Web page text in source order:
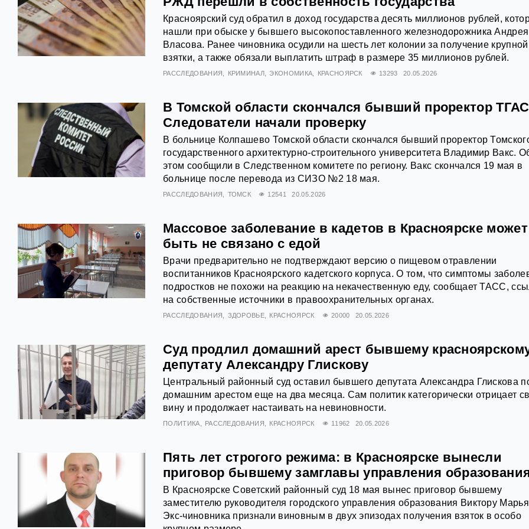
Красноярский суд обратил в доход государства десять миллионов рублей,
нашли при обыске у бывшего высокопоставленного железнодорожника Андрея
Власова. Ранее чиновника осудили на шесть лет колонии за получение крупной
взятки, а также обязали выплатить штраф в размере 35 миллионов рублей.
РАССЛЕДОВАНИЯ КРИМИНАЛ ЭКОНОМИКА КРАСНОЯРСК 13293 20.05.2026
В Томской области скончался бывший проректор
Следователи начали проверку
В больнице Колпашево Томской области скончался бывший проректор
государственного архитектурно-строительного университета Владимир Вакс.
этом сообщили в Следственном комитете по региону. Вакс скончался 19 мая в
больнице после перевода из СИЗО №2 18 мая.
РАССЛЕДОВАНИЯ ТОМСК 12541 20.05.2026
Массовое заболевание в кадетов в Красноярске может
быть не связано с едой
Врачи предварительно не подтверждают версию о пищевом отравлении
воспитанников Красноярского кадетского корпуса. О том, что симптомы
подростков не похожи на реакцию на некачественную еду, сообщает ТАСС,
на собственные источники в правоохранительных органах.
РАССЛЕДОВАНИЯ ЗДОРОВЬЕ КРАСНОЯРСК 20000 20.05.2026
Суд продлил домашний арест бывшему
депутату Александру Глискову
Центральный районный суд оставил бывшего депутата Александра Глискова
домашним арестом еще на два месяца. Сам политик категорически отрицает
вину и продолжает настаивать на невиновности.
ПОЛИТИКА РАССЛЕДОВАНИЯ КРАСНОЯРСК 11962 20.05.2026
Пять лет строгого режима: в Красноярске вынесли
приговор бывшему замглавы управления
В Красноярске Советский районный суд 18 мая вынес приговор бывшему
заместителю руководителя городского управления образования Виктору
Экс-чиновника признали виновным в двух эпизодах получения взяток в особо